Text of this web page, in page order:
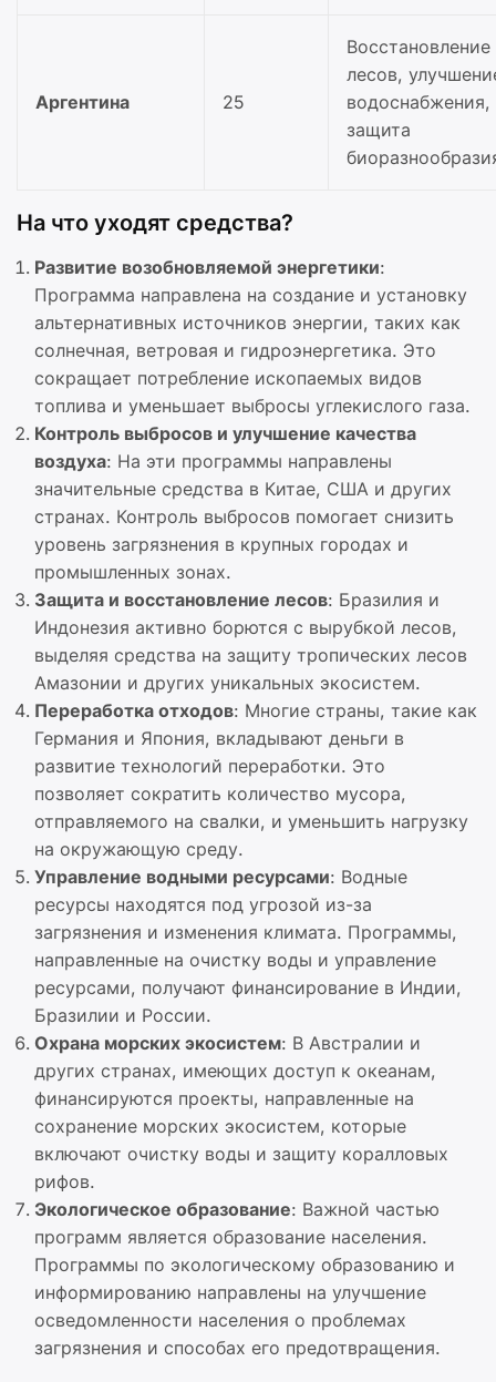
Аргентина 25
Восстановление
лесов,
водоснабжения,
защита
На что уходят средства?
Развитие возобновляемой энергетики:
Программа направлена на создание и установку
альтернативных источников энергии, таких как
солнечная, ветровая и гидроэнергетика. Это
сокращает потребление ископаемых видов
топлива и уменьшает выбросы углекислого газа.
Контроль выбросов и улучшение качества
воздуха: На эти программы направлены
значительные средства в Китае, США и других
странах. Контроль выбросов помогает снизить
уровень загрязнения в крупных городах и
промышленных зонах.
Защита и восстановление лесов: Бразилия и
Индонезия активно борются с вырубкой лесов,
выделяя средства на защиту тропических лесов
Амазонии и других уникальных экосистем.
Переработка отходов: Многие страны, такие как
Германия и Япония, вкладывают деньги в
развитие технологий переработки. Это
позволяет сократить количество мусора,
отправляемого на свалки, и уменьшить нагрузку
на окружающую среду.
Управление водными ресурсами: Водные
ресурсы находятся под угрозой из-за
загрязнения и изменения климата. Программы,
направленные на очистку воды и управление
ресурсами, получают финансирование в Индии,
Бразилии и России.
Охрана морских экосистем: В Австралии и
других странах, имеющих доступ к океанам,
финансируются проекты, направленные на
сохранение морских экосистем, которые
включают очистку воды и защиту коралловых
рифов.
Экологическое образование: Важной частью
программ является образование населения.
Программы по экологическому образованию и
информированию направлены на улучшение
осведомленности населения о проблемах
загрязнения и способах его предотвращения.